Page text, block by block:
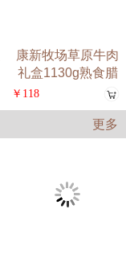
康新牧场草原牛肉
礼盒1130g熟食腊
￥118
更多